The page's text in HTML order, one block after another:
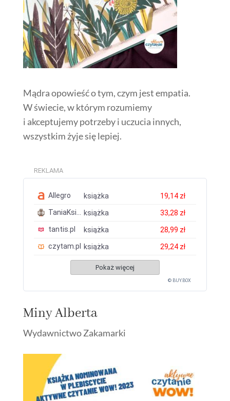
Mądra opowieść o tym, czym jest empatia.
W świecie, w którym rozumiemy
i akceptujemy potrzeby i uczucia innych,
wszystkim żyje się lepiej.
REKLAMA
Allegro książka
19,14 zł
TaniaKsiazka.pl
książka
33,28 zł
tantis.pl
książka
28,99 zł
czytam.pl książka 29,24 zł
Pokaż więcej
© BUY.BOX
Miny Alberta
Wydawnictwo Zakamarki